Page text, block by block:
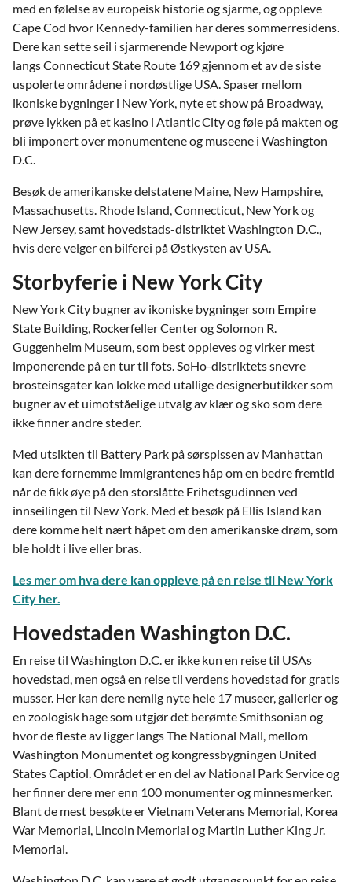
med en følelse av europeisk historie og sjarme, og oppleve
Cape Cod hvor Kennedy-familien har deres sommerresidens.
Dere kan sette seil i sjarmerende Newport og kjøre
langs Connecticut State Route 169 gjennom et av de siste
uspolerte områdene i nordøstlige USA. Spaser mellom
ikoniske bygninger i New York, nyte et show på Broadway,
prøve lykken på et kasino i Atlantic City og føle på makten og
bli imponert over monumentene og museene i Washington
D.C.
Besøk de amerikanske delstatene Maine, New Hampshire,
Massachusetts. Rhode Island, Connecticut, New York og
New Jersey, samt hovedstads-distriktet Washington D.C.,
hvis dere velger en bilferei på Østkysten av USA.
Storbyferie i New York City
New York City bugner av ikoniske bygninger som Empire
State Building, Rockerfeller Center og Solomon R.
Guggenheim Museum, som best oppleves og virker mest
imponerende på en tur til fots. SoHo-distriktets snevre
brosteinsgater kan lokke med utallige designerbutikker som
bugner av et uimotståelige utvalg av klær og sko som dere
ikke finner andre steder.
Med utsikten til Battery Park på sørspissen av Manhattan
kan dere fornemme immigrantenes håp om en bedre fremtid
når de fikk øye på den storslåtte Frihetsgudinnen ved
innseilingen til New York. Med et besøk på Ellis Island kan
dere komme helt nært håpet om den amerikanske drøm, som
ble holdt i live eller bras.
Les mer om hva dere kan oppleve på en reise til New York
City her.
Hovedstaden Washington D.C.
En reise til Washington D.C. er ikke kun en reise til USAs
hovedstad, men også en reise til verdens hovedstad for gratis
musser. Her kan dere nemlig nyte hele 17 museer, gallerier og
en zoologisk hage som utgjør det berømte Smithsonian og
hvor de fleste av ligger langs The National Mall, mellom
Washington Monumentet og kongressbygningen United
States Captiol. Området er en del av National Park Service og
her finner dere mer enn 100 monumenter og minnesmerker.
Blant de mest besøkte er Vietnam Veterans Memorial, Korea
War Memorial, Lincoln Memorial og Martin Luther King Jr.
Memorial.